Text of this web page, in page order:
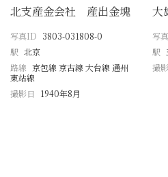
北支産金会社 産出金塊
写真ID 3803-031808-0
駅 北京
路線 京包線 京古線 大台線 通州
東站線
撮影日
1940年8月
大
写
駅
撮